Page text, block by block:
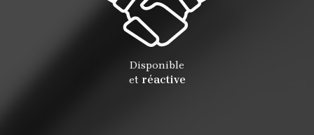
Disponible
et réactive